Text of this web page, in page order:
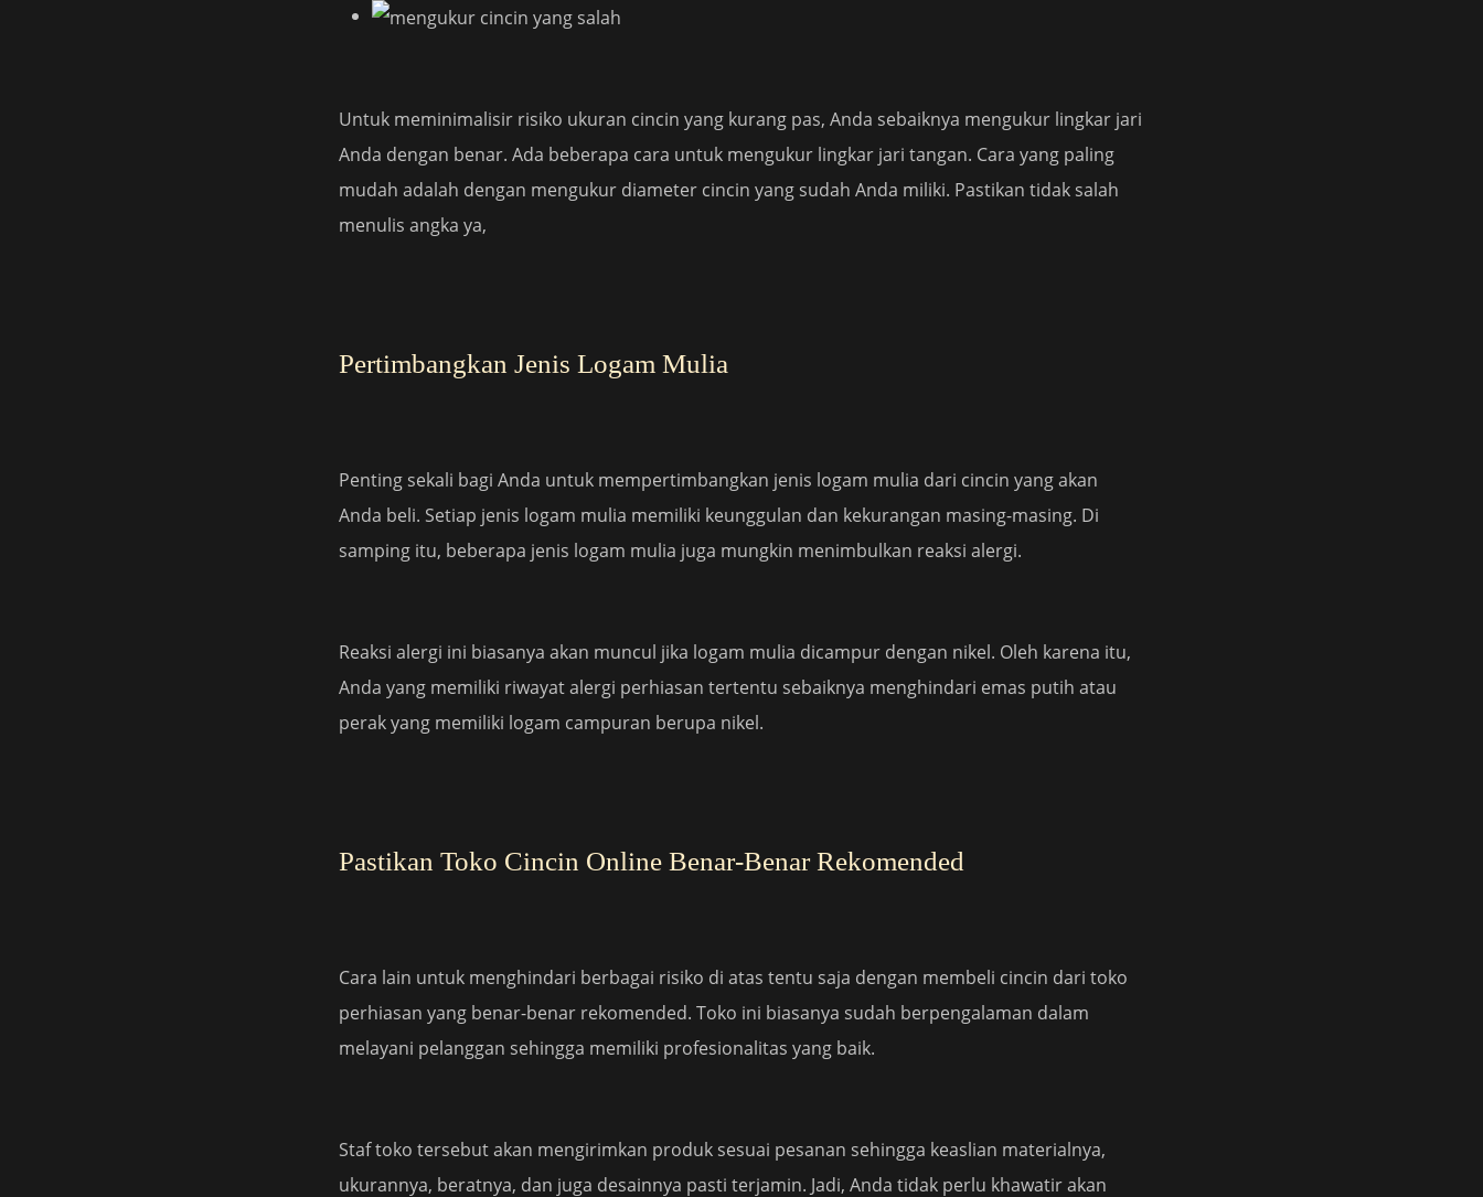
Untuk meminimalisir risiko ukuran cincin yang kurang pas, Anda sebaiknya mengukur lingkar jari
Anda dengan benar. Ada beberapa cara untuk mengukur lingkar jari tangan. Cara yang paling
mudah adalah dengan mengukur diameter cincin yang sudah Anda miliki. Pastikan tidak salah
menulis angka ya,
Pertimbangkan Jenis Logam Mulia
Penting sekali bagi Anda untuk mempertimbangkan jenis logam mulia dari cincin yang akan
Anda beli. Setiap jenis logam mulia memiliki keunggulan dan kekurangan masing-masing. Di
samping itu, beberapa jenis logam mulia juga mungkin menimbulkan reaksi alergi.
Reaksi alergi ini biasanya akan muncul jika logam mulia dicampur dengan nikel. Oleh karena itu,
Anda yang memiliki riwayat alergi perhiasan tertentu sebaiknya menghindari emas putih atau
perak yang memiliki logam campuran berupa nikel.
Pastikan Toko Cincin Online Benar-Benar Rekomended
Cara lain untuk menghindari berbagai risiko di atas tentu saja dengan membeli cincin dari toko
perhiasan yang benar-benar rekomended. Toko ini biasanya sudah berpengalaman dalam
melayani pelanggan sehingga memiliki profesionalitas yang baik.
Staf toko tersebut akan mengirimkan produk sesuai pesanan sehingga keaslian materialnya,
ukurannya, beratnya, dan juga desainnya pasti terjamin. Jadi, Anda tidak perlu khawatir akan